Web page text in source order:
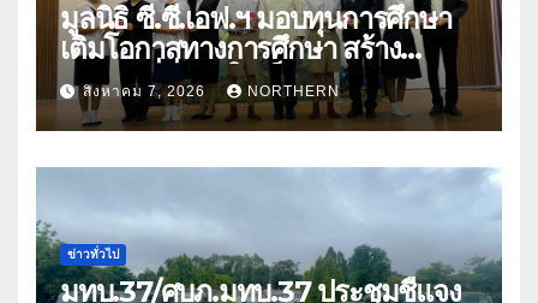
มูลนิธิ ซี.ซี.เอฟ.ฯ มอบทุนการศึกษา
เติมโอกาสทางการศึกษา สร้าง
อนาคตที่มั่นคงให้เด็กและเยาวชน
ด้อยโอกาส
สิงหาคม 7, 2026 NORTHERN
ข่าวทั่วไป
มทบ.37/ศบภ.มทบ.37 ประชุมชี้แจง